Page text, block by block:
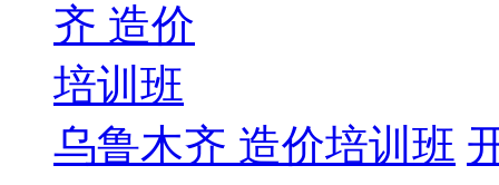
乌鲁木齐 造价培训班